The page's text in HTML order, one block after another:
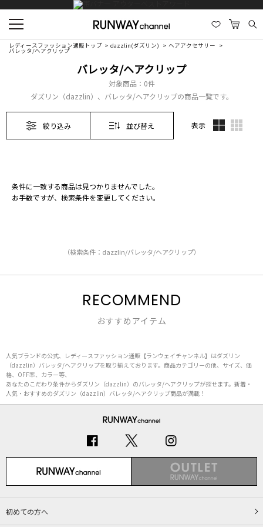
レディースファッション通販トップ dazzlin(ダズリン) ヘアアクセサリー
バレッタ/ヘアクリップ
バレッタ/ヘアクリップ
対象商品： 0件
ダズリン（dazzlin）、バレッタ/ヘアクリップの商品一覧です。
絞り込み 並び替え 表示
条件に一致する商品は見つかりませんでした。
お手数ですが、検索条件を変更してください。
（検索条件：dazzlin/バレッタ/ヘアクリップ）
RECOMMEND
おすすめアイテム
人気ブランドの公式、レディースファッション通販【ランウェイチャンネル】はダズリン
（dazzlin）バレッタ/ヘアクリップを取り揃えております。商品カテゴリーの他、サイズ、価
格、OFF率、カラー等、
あなたのこだわり条件からダズリン（dazzlin）のバレッタ/ヘアクリップが探せます。新着・
人気・おすすめのダズリン（dazzlin）バレッタ/ヘアクリップ商品が満載！
初めての方へ